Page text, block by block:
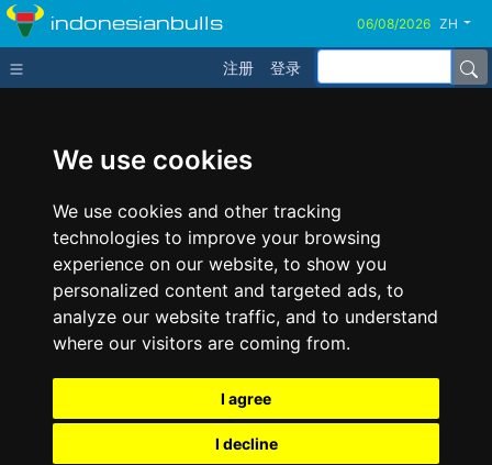
We use cookies
We use cookies and other tracking
technologies to improve your browsing
experience on our website, to show you
personalized content and targeted ads, to
analyze our website traffic, and to understand
where our visitors are coming from.
I agree
I decline
indonesianbulls ZH
注册 登录